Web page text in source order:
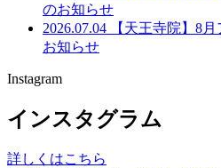
のお知らせ
2026.07.04
【天王寺院】8
お知らせ
Instagram
インスタグラム
詳しくはこちら